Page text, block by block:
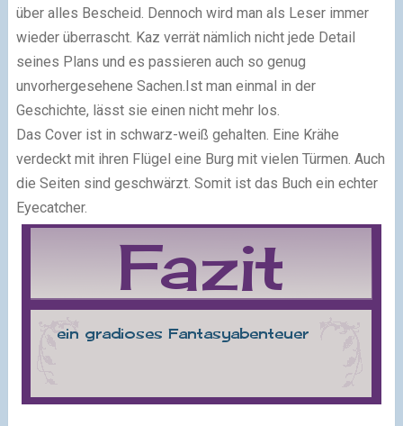
über alles Bescheid. Dennoch wird man als Leser immer
wieder überrascht. Kaz verrät nämlich nicht jede Detail
seines Plans und es passieren auch so genug
unvorhergesehene Sachen.Ist man einmal in der
Geschichte, lässt sie einen nicht mehr los.
Das Cover ist in schwarz-weiß gehalten. Eine Krähe
verdeckt mit ihren Flügel eine Burg mit vielen Türmen. Auch
die Seiten sind geschwärzt. Somit ist das Buch ein echter
Eyecatcher.